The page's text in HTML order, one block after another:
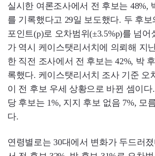
실시한 여론조사에서 전 후보는 48%,
를 기록했다고 29일 보도했다. 두 후보
포인트(p)로 오차범위(±3.5%p)를 넘어
가 역시 케이스탯리서치에 의뢰해 지
한 직전 조사에서 전 후보는 42%, 박
록했다. 케이스탯리서치 조사 기준 오
이 전 후보 우세 상황으로 바뀐 셈이다
당 후보는 1%, 지지 후보 없음 7%, 모
다.
연령별로는 30대에서 변화가 두드러